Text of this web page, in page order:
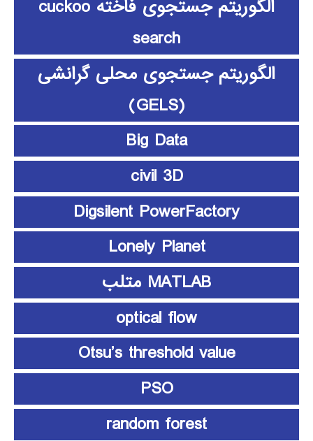
الگوریتم جستجوی فاخته cuckoo
search
الگوریتم جستجوی محلی گرانشی
(GELS)
Big Data
civil 3D
Digsilent PowerFactory
Lonely Planet
MATLAB متلب
optical flow
Otsu’s threshold value
PSO
random forest